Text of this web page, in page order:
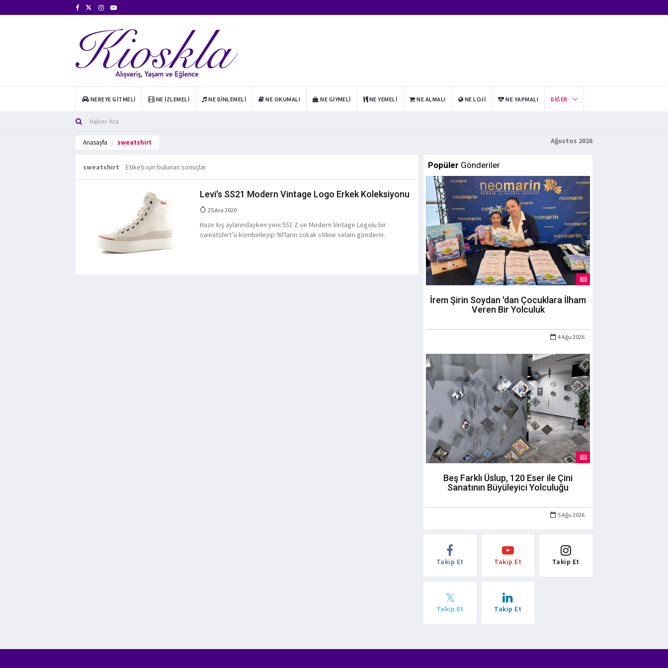
NEREYE GITMELI NE İZLEMELI NE DINLEMELI NE OKUMALI NE GIYMELI NE YEMELI NE ALMALI NE LOJI NE YAPMALI DIĞER
Anasayfa sweatshirt Ağustos 2026
sweatshirt Etiketi için bulunan sonuçlar
Levi's SS21 Modern Vintage Logo Erkek Koleksiyonu
25 Ara 2020
Hazır kış aylarındayken yeni 551 Z ve Modern Vintage Logolu bir
sweatshirt’ü kombinleyip 90'ların sokak stiline selam gönderin.
Popüler Gönderiler
İrem Şirin Soydan 'dan Çocuklara İlham
Veren Bir Yolculuk
4 Ağu 2026
Beş Farklı Üslup, 120 Eser ile Çini
Sanatının Büyüleyici Yolculuğu
5 Ağu 2026
Takip Et Takip Et Takip Et
Takip Et Takip Et